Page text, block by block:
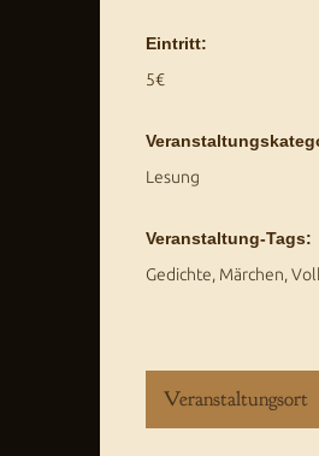
Eintritt:
5€
Lesung
Veranstaltung-Tags:
Gedichte, Märchen,
Veranstaltungsort